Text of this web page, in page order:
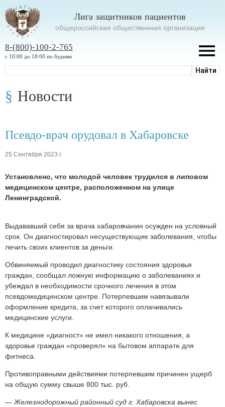
Лига защитников пациентов
oбщероссийская общественная организация
8-(800)-100-2-765
с 10:00 до 18:00 по будням
Новости
Псевдо-врач орудовал в Хабаровске
25 Сентября 2023 г.
Установлено, что молодой человек трудился в липовом
медицинском центре, расположенном на улице
Ленинградской.
Выдававший себя за врача хабаровчанин осужден на условный
срок. Он диагностировал несуществующие заболевания, чтобы
лечить своих клиентов за деньги.
Обвиняемый проводил диагностику состояния здоровья
граждан, сообщал ложную информацию о заболеваниях и
убеждал в необходимости срочного лечения в этом
псевдомедицинском центре. Потерпевшим навязывали
оформление кредита, за счет которого оплачивались
медицинские услуги.
К медицине «диагност» не имел никакого отношения, а
здоровье граждан «проверял» на бытовом аппарате для
фитнеса.
Противоправными действиями потерпевшим причинен ущерб
на общую сумму свыше 800 тыс. руб.
― Железнодорожный районный суд г. Хабаровска вынес